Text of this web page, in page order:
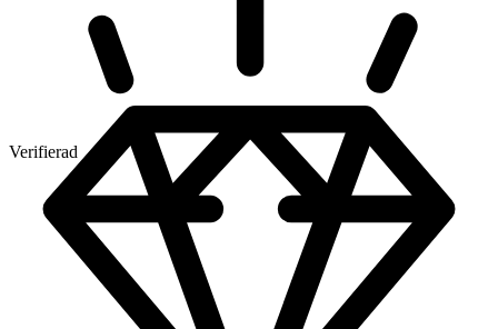
Verifierad